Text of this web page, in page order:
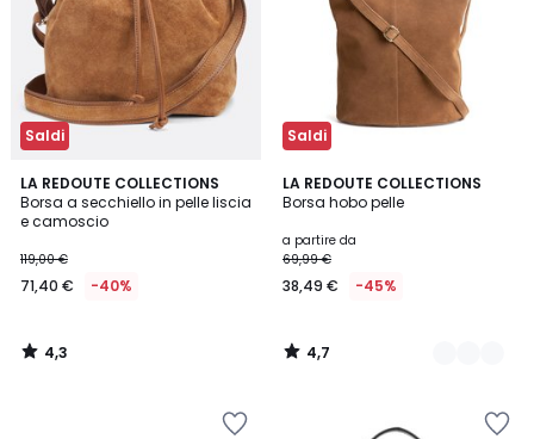
Saldi
LA REDOUTE COLLECTIONS
Borsa a secchiello in pelle liscia
e camoscio
119,00 €
71,40 € -40%
4,3
/ 5
4,3
/
Saldi
LA REDOUTE COLLECTIONS
Borsa hobo pelle
a partire da
69,99 €
38,49 € -45%
4,7
/ 5
2
Colori
4,7
/